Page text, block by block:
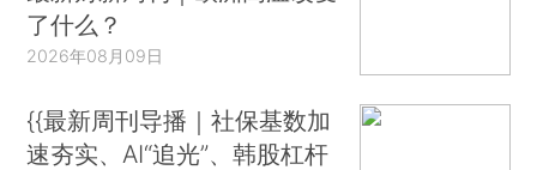
了什么？
2026年08月09日
{{最新周刊导播｜社保基数加
速夯实、AI“追光”、韩股杠杆